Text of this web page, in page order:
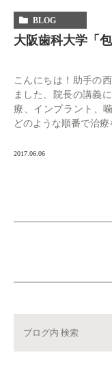
BLOG
大阪歯科大学「
こんにちは！助手の
ました、院長の講義
療、インプラント、
どのような順番で治
2017.06.06